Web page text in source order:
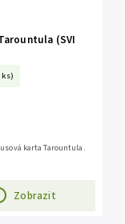
(SVI
ks)
Zobrazit
karta Tarountula.